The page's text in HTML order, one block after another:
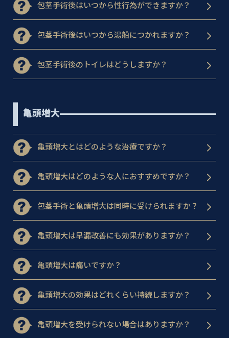
包茎手術後はいつから性行為ができますか？
包茎手術後はいつから湯船につかれますか？
包茎手術後のトイレはどうしますか？
亀頭増大
亀頭増大とはどのような治療ですか？
亀頭増大はどのような人におすすめですか？
包茎手術と亀頭増大は同時に受けられますか？
亀頭増大は早漏改善にも効果がありますか？
亀頭増大は痛いですか？
亀頭増大の効果はどれくらい持続しますか？
亀頭増大を受けられない場合はありますか？